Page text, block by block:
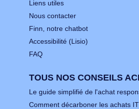
Liens utiles
Nous contacter
Finn, notre chatbot
Accessibilité (Lisio)
FAQ
TOUS NOS CONSEILS
Le guide simplifié de l'achat
Comment décarboner les achats IT